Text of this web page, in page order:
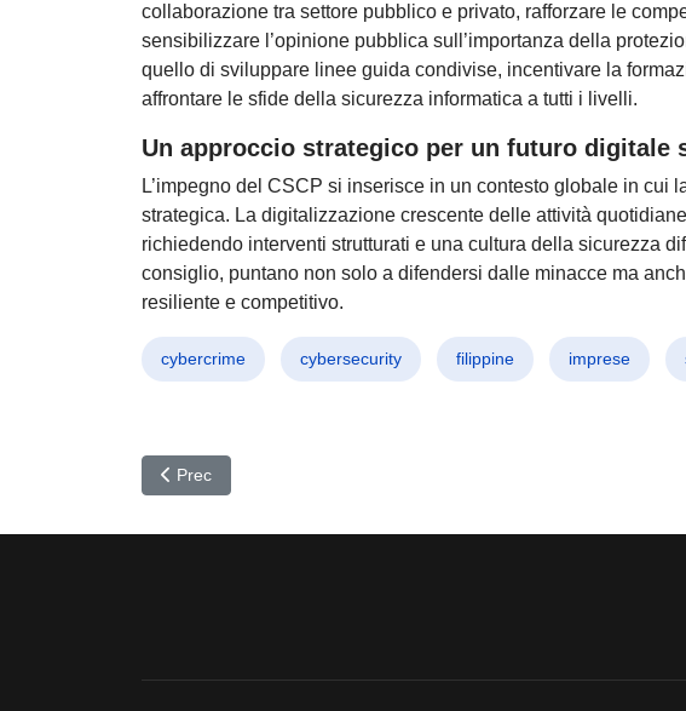
collaborazione tra settore pubblico e privato, rafforzare le
sensibilizzare l’opinione pubblica sull’importanza della
quello di sviluppare linee guida condivise, incentivare la
affrontare le sfide della sicurezza informatica a tutti i livelli.
Un approccio strategico per un futuro digitale
L’impegno del CSCP si inserisce in un contesto globale in cui
strategica. La digitalizzazione crescente delle attività
richiedendo interventi strutturati e una cultura della sicurezza
consiglio, puntano non solo a difendersi dalle minacce ma
resiliente e competitivo.
cybercrime cybersecurity filippine imprese
Articolo precedente: Third Eye Spies: CIA e spioni psichici, la vera
Prec